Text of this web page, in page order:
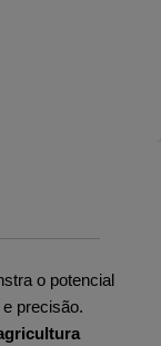
o potencial
precisão.